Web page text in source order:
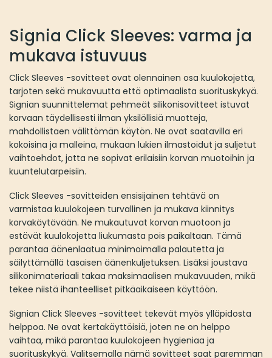
Signia Click Sleeves: varma ja
mukava istuvuus
Click Sleeves -sovitteet ovat olennainen osa kuulokojetta,
tarjoten sekä mukavuutta että optimaalista suorituskykyä.
Signian suunnittelemat pehmeät silikonisovitteet istuvat
korvaan täydellisesti ilman yksilöllisiä muotteja,
mahdollistaen välittömän käytön. Ne ovat saatavilla eri
kokoisina ja malleina, mukaan lukien ilmastoidut ja suljetut
vaihtoehdot, jotta ne sopivat erilaisiin korvan muotoihin ja
kuuntelutarpeisiin.
Click Sleeves -sovitteiden ensisijainen tehtävä on
varmistaa kuulokojeen turvallinen ja mukava kiinnitys
korvakäytävään. Ne mukautuvat korvan muotoon ja
estävät kuulokojetta liukumasta pois paikaltaan. Tämä
parantaa äänenlaatua minimoimalla palautetta ja
säilyttämällä tasaisen äänenkuljetuksen. Lisäksi joustava
silikonimateriaali takaa maksimaalisen mukavuuden, mikä
tekee niistä ihanteelliset pitkäaikaiseen käyttöön.
Signian Click Sleeves -sovitteet tekevät myös ylläpidosta
helppoa. Ne ovat kertakäyttöisiä, joten ne on helppo
vaihtaa, mikä parantaa kuulokojeen hygieniaa ja
suorituskykyä. Valitsemalla nämä sovitteet saat paremman